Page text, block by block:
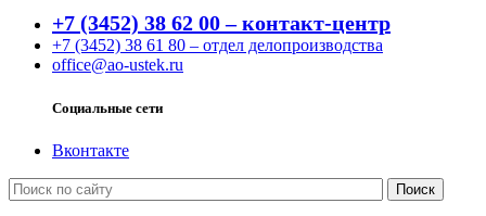
+7 (3452) 38 62 00 – контакт-центр
+7 (3452) 38 61 80 – отдел делопроизводства
office@ao-ustek.ru
Социальные сети
Вконтакте